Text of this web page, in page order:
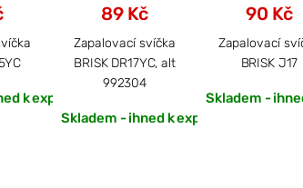
k expedici
89 Kč
Zapalovací svíčka
BRISK DR17YC, alt
992304
Skladem - ihned k expedici
90 Kč
Zapalovací
BRISK J17
Skladem -